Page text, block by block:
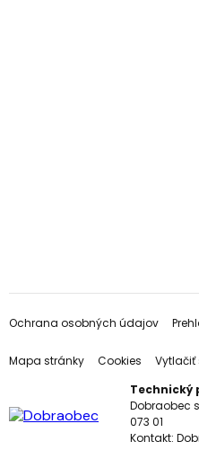
Ochrana osobných údajov
Mapa stránky Cookies
Vytlačiť
Technický
Dobraobec
073 01
Kontakt: